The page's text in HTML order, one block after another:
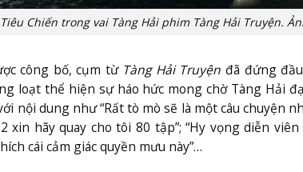
Tiêu Chiến trong vai Tàng Hải phim Tàng Hải Truyện.
công bố, cụm từ Tàng Hải Truyện đã đứng
loạt thể hiện sự háo hức mong chờ Tàng Hải
nội dung như “Rất tò mò sẽ là một câu chuyện
xin hãy quay cho tôi 80 tập”; “Hy vọng diễn
cái cảm giác quyền mưu này”…